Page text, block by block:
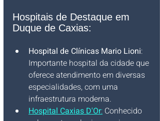
Hospitais de Destaque em
Duque de Caxias:
Hospital de Clínicas Mario Lioni:
Importante hospital da cidade que
oferece atendimento em diversas
especialidades, com uma
infraestrutura moderna.
Hospital Caxias D'Or: Conhecido